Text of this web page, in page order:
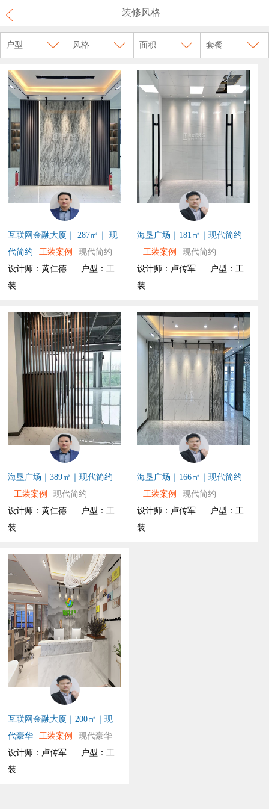
装修风格
户型 风格 面积 套餐
互联网金融大厦｜ 287㎡｜ 现
代简约
工装案例
现代简约
设计师：黄仁德
户型：工
装
海垦广场｜181㎡｜现代简约
工装案例
现代简约
设计师：卢传军
户型：工
装
海垦广场｜389㎡｜现代简约
工装案例
现代简约
设计师：黄仁德
户型：工
装
海垦广场｜166㎡｜现代简约
工装案例
现代简约
设计师：卢传军
户型：工
装
互联网金融大厦｜200㎡｜现
代豪华
工装案例
现代豪华
设计师：卢传军
户型：工
装